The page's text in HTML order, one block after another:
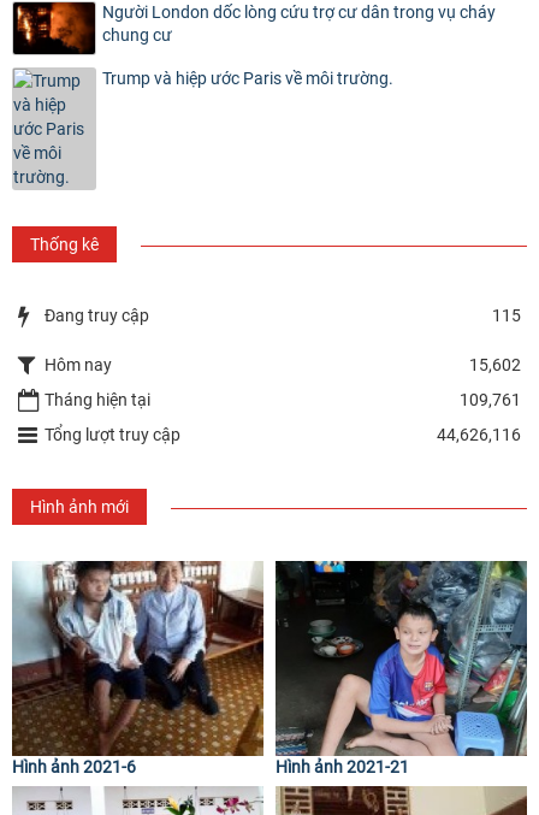
Người London dốc lòng cứu trợ cư dân trong vụ cháy
chung cư
Trump và hiệp ước Paris về môi trường.
Thống kê
Đang truy cập 115
Hôm nay
15,602
Tháng hiện tại
109,761
Tổng lượt truy cập
44,626,116
Hình ảnh mới
Hình ảnh 2021-6 Hình ảnh 2021-21